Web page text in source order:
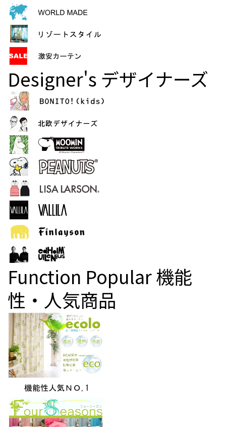
Designer's デザイナーズ
Function Popular機能
性・人気商品